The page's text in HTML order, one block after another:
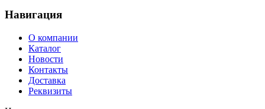
Навигация
О компании
Каталог
Новости
Контакты
Доставка
Реквизиты